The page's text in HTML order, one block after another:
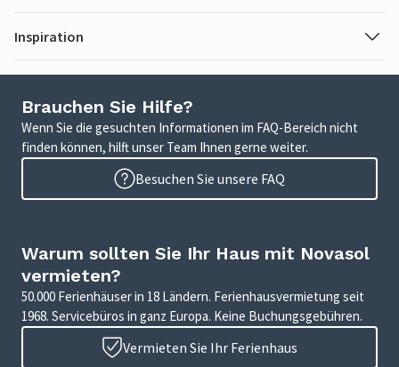
Inspiration
Brauchen Sie Hilfe?
Wenn Sie die gesuchten Informationen im FAQ-Bereich nicht
finden können, hilft unser Team Ihnen gerne weiter.
Besuchen Sie unsere FAQ
Warum sollten Sie Ihr Haus mit Novasol
vermieten?
50.000 Ferienhäuser in 18 Ländern. Ferienhausvermietung seit
1968. Servicebüros in ganz Europa. Keine Buchungsgebühren.
Vermieten Sie Ihr Ferienhaus